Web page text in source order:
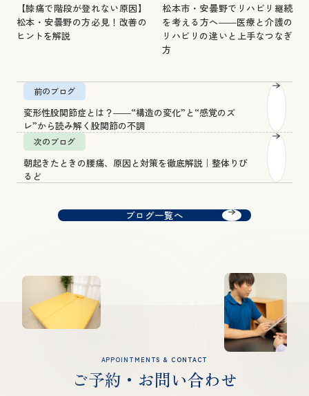
【膝痛で階段が登れない原因】
松本・安曇野の方必見！改善の
ヒントを解説
松本市・安曇野でリハビリ継続
を考える方へ――医療と介護の
リハビリの違いと上手なつなぎ
方
前のブログ
変形性股関節症とは？――“構造の変化”と“感覚のズ
レ”から読み解く股関節の不調
次のブログ
朝起きたときの腰痛、原因と対策を徹底解説｜整体りび
るど
ブログ一覧へ
APPOINTMENTS & CONTACT
ご予約・お問い合わせ